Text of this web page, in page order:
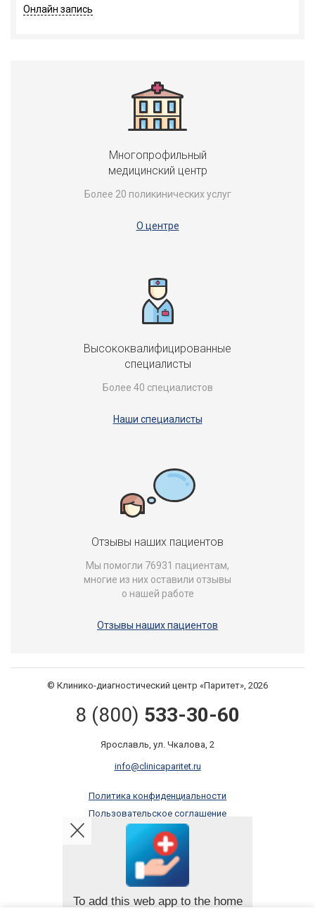
Онлайн запись
Многопрофильный
медицинский центр
Более 20 поликинических услуг
О центре
Высококвалифицированные
специалисты
Более 40 специалистов
Наши специалисты
Отзывы наших пациентов
Мы помогли 76931 пациентам,
многие из них оставили отзывы
о нашей работе
Отзывы наших пациентов
© Клинико-диагностический центр «Паритет», 2026
8 (800) 533-30-60
Ярославль, ул. Чкалова, 2
info@clinicaparitet.ru
Политика конфиденциальности
Пользовательское соглашение
Правила оказания платных услуг
Онлайн запись
To add this web app to the home